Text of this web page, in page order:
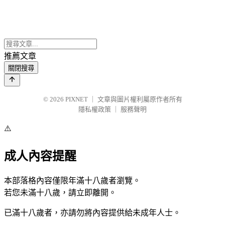
推薦文章
關閉搜尋
© 2026 PIXNET
文章與圖片權利屬原作者所有
隱私權政策
服務聲明
⚠️
成人內容提醒
本部落格內容僅限年滿十八歲者瀏覽。
若您未滿十八歲，請立即離開。
已滿十八歲者，亦請勿將內容提供給未成年人士。